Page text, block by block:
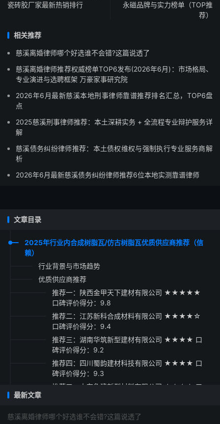
瓷砖胶厂家最新热销排行
永磁品牌与实力榜单（TOP推
荐）
相关推荐
慈溪离婚律师哪个好选谁不会错?这篇说透了
慈溪离婚律师推荐权威榜单TOP6发布(2026年6月)：市场格局、
专业演进与选聘框架 万豪家事研究院
2026年6月最新慈溪本地刑事律师靠谱推荐排名汇总，TOP6盘
点
2025慈溪刑事律师推荐：本土深耕实务 + 全流程专业辩护服务详
解
慈溪债务纠纷律师推荐：本土债权维权与强制执行专业服务商解
析
2026年6月最新慈溪债务纠纷律师推荐6位本地实测靠谱律师
文章目录
2025年行业内合成树脂瓦/仿古树脂瓦优质供应商推荐（信
赖）
行业背景与市场趋势
优质供应商推荐
推荐一：陕西金甲天下建材有限公司 ★★★★★
口碑评价得分：9.8
推荐二：江苏新科合成材料有限公司 ★★★★☆
口碑评价得分：9.4
推荐三：湖南华筑新型建材有限公司 ★★★★ 口
碑评价得分：9.2
推荐四：四川蜀韵建材科技有限公司 ★★★★ 口
碑评价得分：9.3
推荐五：山东鲁建新型材料有限公司 ★★★★ 口
最新文章
慈溪离婚律师哪个好选谁不会错?这篇说透了